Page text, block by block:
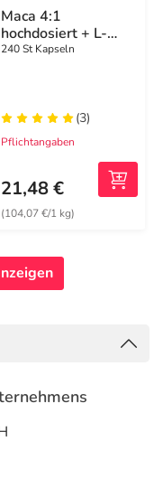
Maca 4:1
hochdosiert + L-
Arginin Kapseln
240 St Kapseln
(3)
Pflichtangaben
21,48 €
(104,07 €/1 kg)